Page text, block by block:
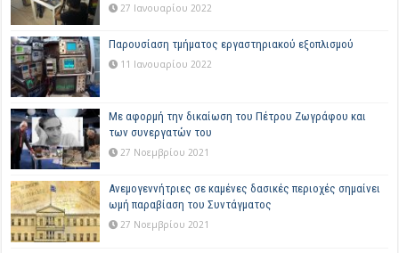
27 Ιανουαρίου 2022
Παρουσίαση τμήματος εργαστηριακού εξοπλισμού
11 Ιανουαρίου 2022
Με αφορμή την δικαίωση του Πέτρου Ζωγράφου και
των συνεργατών του
27 Νοεμβρίου 2021
Ανεμογεννήτριες σε καμένες δασικές περιοχές σημαίνει
ωμή παραβίαση του Συντάγματος
27 Νοεμβρίου 2021